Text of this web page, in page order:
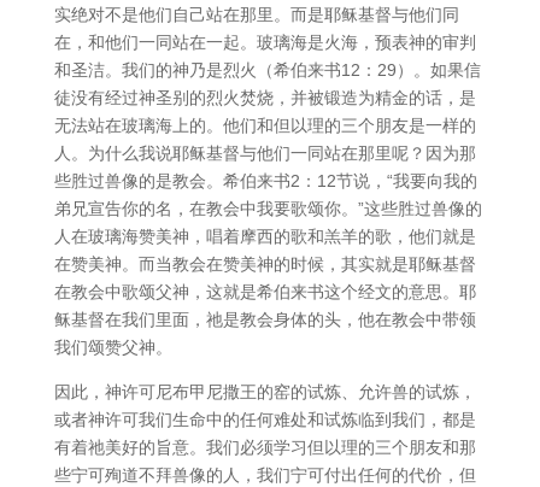
实绝对不是他们自己站在那里。而是耶稣基督与他们同
在，和他们一同站在一起。玻璃海是火海，预表神的审判
和圣洁。我们的神乃是烈火（希伯来书12：29）。如果信
徒没有经过神圣别的烈火焚烧，并被锻造为精金的话，是
无法站在玻璃海上的。他们和但以理的三个朋友是一样的
人。为什么我说耶稣基督与他们一同站在那里呢？因为那
些胜过兽像的是教会。希伯来书2：12节说，“我要向我的
弟兄宣告你的名，在教会中我要歌颂你。”这些胜过兽像的
人在玻璃海赞美神，唱着摩西的歌和羔羊的歌，他们就是
在赞美神。而当教会在赞美神的时候，其实就是耶稣基督
在教会中歌颂父神，这就是希伯来书这个经文的意思。耶
稣基督在我们里面，祂是教会身体的头，他在教会中带领
我们颂赞父神。
因此，神许可尼布甲尼撒王的窑的试炼、允许兽的试炼，
或者神许可我们生命中的任何难处和试炼临到我们，都是
有着祂美好的旨意。我们必须学习但以理的三个朋友和那
些宁可殉道不拜兽像的人，我们宁可付出任何的代价，但